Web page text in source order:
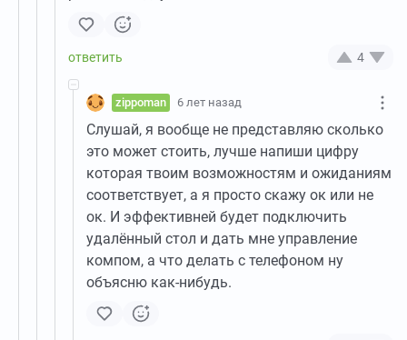
4
zippoman 6 лет назад
Слушай, я вообще не представляю сколько
это может стоить, лучше напиши цифру
которая твоим возможностям и ожиданиям
соответствует, а я просто скажу ок или не
ок. И эффективней будет подключить
удалённый стол и дать мне управление
компом, а что делать с телефоном ну
объясню как-нибудь.